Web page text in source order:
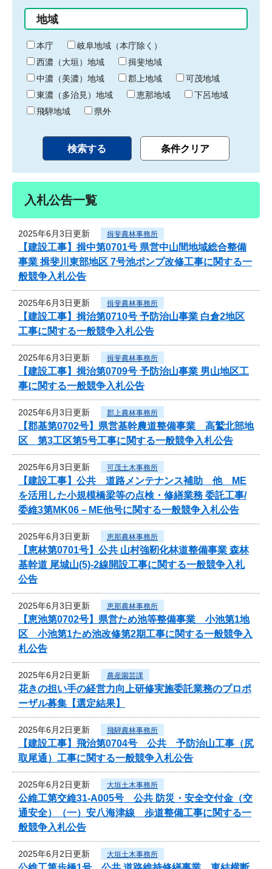
始
り
間
終
わ
り
地域
本庁
岐阜地域（本庁除く）
西濃（大垣）地域
揖斐地域
中濃（美濃）地域
郡上地域
可茂地域
東濃（多治見）地域
恵那地域
下呂地域
飛騨地域
県外
入札公告一覧
2025年6月3日更新 揖斐農林事務所
【建設工事】揖中第0701号 県営中山間地域総合整備
事業 揖斐川東部地区 7号池ポンプ改修工事に関する一
般競争入札公告
2025年6月3日更新 揖斐農林事務所
【建設工事】揖治第0710号 予防治山事業 白倉2地区
工事に関する一般競争入札公告
2025年6月3日更新 揖斐農林事務所
【建設工事】揖治第0709号 予防治山事業 男山地区工
事に関する一般競争入札公告
2025年6月3日更新 郡上農林事務所
【郡基第0702号】県営基幹農道整備事業 高鷲北部地
区 第3工区第5号工事に関する一般競争入札公告
2025年6月3日更新 可茂土木事務所
【建設工事】公共 道路メンテナンス補助 他 ME
を活用した小規模橋梁等の点検・修繕業務 委託工事/
委維3第MK06－ME他号に関する一般競争入札公告
2025年6月3日更新 恵那農林事務所
【恵林第0701号】公共 山村強靭化林道整備事業 森林
基幹道 尾城山(5)-2線開設工事に関する一般競争入札
公告
2025年6月3日更新 恵那農林事務所
【恵池第0702号】県営ため池等整備事業 小池第1地
区 小池第1ため池改修第2期工事に関する一般競争入
札公告
2025年6月2日更新 農産園芸課
花きの担い手の経営力向上研修実施委託業務のプロポ
ーザル募集【選定結果】
2025年6月2日更新 飛騨農林事務所
【建設工事】飛治第0704号 公共 予防治山工事（尻
取尾通）工事に関する一般競争入札公告
2025年6月2日更新 大垣土木事務所
公維工第交維31-A005号 公共 防災・安全交付金（交
通安全）（一）安八海津線 歩道整備工事に関する一
般競争入札公告
2025年6月2日更新 大垣土木事務所